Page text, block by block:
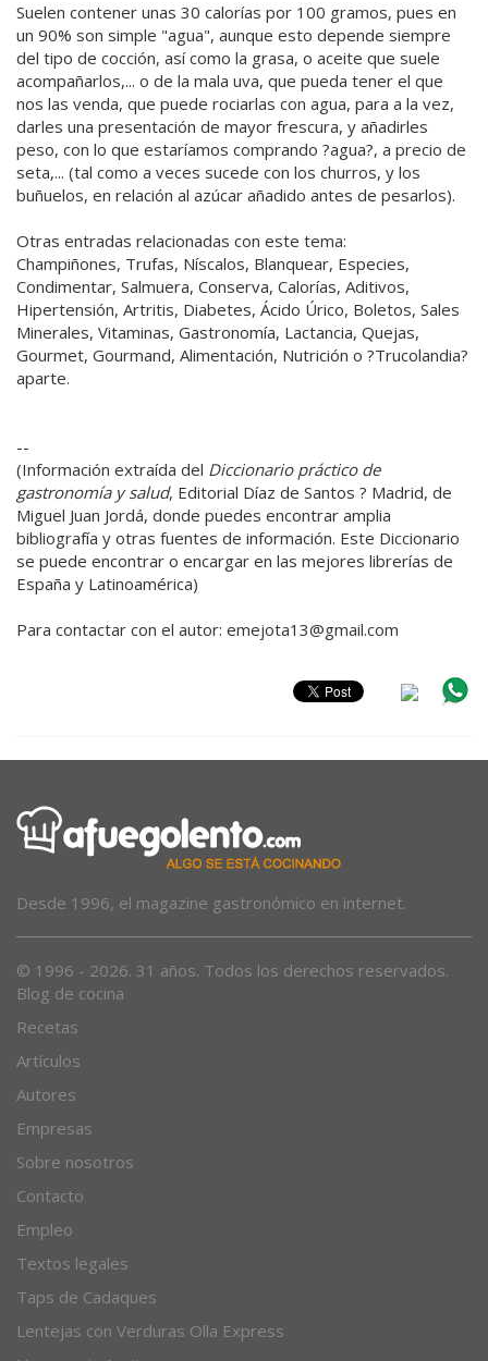
Suelen contener unas 30 calorías por 100 gramos, pues en
un 90% son simple "agua", aunque esto depende siempre
del tipo de cocción, así como la grasa, o aceite que suele
acompañarlos,... o de la mala uva, que pueda tener el que
nos las venda, que puede rociarlas con agua, para a la vez,
darles una presentación de mayor frescura, y añadirles
peso, con lo que estaríamos comprando ?agua?, a precio de
seta,... (tal como a veces sucede con los churros, y los
buñuelos, en relación al azúcar añadido antes de pesarlos).
Otras entradas relacionadas con este tema:
Champiñones, Trufas, Níscalos, Blanquear, Especies,
Condimentar, Salmuera, Conserva, Calorías, Aditivos,
Hipertensión, Artritis, Diabetes, Ácido Úrico, Boletos, Sales
Minerales, Vitaminas, Gastronomía, Lactancia, Quejas,
Gourmet, Gourmand, Alimentación, Nutrición o ?Trucolandia?
aparte.
--
(Información extraída del Diccionario práctico de
gastronomía y salud, Editorial Díaz de Santos ? Madrid, de
Miguel Juan Jordá, donde puedes encontrar amplia
bibliografía y otras fuentes de información. Este Diccionario
se puede encontrar o encargar en las mejores librerías de
España y Latinoamérica)
Para contactar con el autor: emejota13@gmail.com
Desde 1996, el magazine gastronómico en internet.
© 1996 - 2026. 31 años. Todos los derechos reservados.
Blog de cocina
Recetas
Artículos
Autores
Empresas
Sobre nosotros
Contacto
Empleo
Textos legales
Taps de Cadaques
Lentejas con Verduras Olla Express